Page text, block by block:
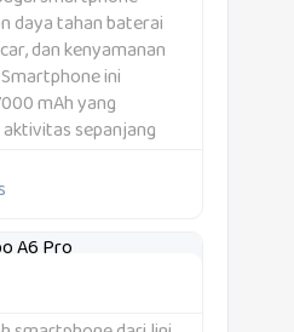
daya tahan baterai
dan kenyamanan
ini
mAh yang
sepanjang
charger.
membuat
jauh lebih cepat.
OPPO